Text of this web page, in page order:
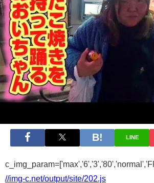
LINE
//img-c.net/output/site/202.js